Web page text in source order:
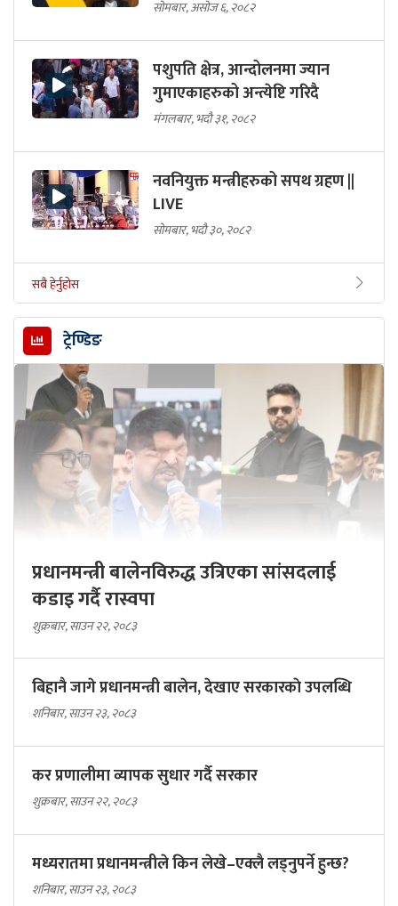
सोमबार, असोज ६, २०८२
पशुपति क्षेत्र, आन्दोलनमा ज्यान
गुमाएकाहरुको अन्त्येष्टि गरिदै
मंगलबार, भदौ ३१, २०८२
नवनियुक्त मन्त्रीहरुको सपथ ग्रहण ||
LIVE
सोमबार, भदौ ३०, २०८२
सबै हेर्नुहोस
ट्रेण्डिङ
प्रधानमन्त्री बालेनविरुद्ध उत्रिएका सांसदलाई
कडाइ गर्दै रास्वपा
शुक्रबार, साउन २२, २०८३
बिहानै जागे प्रधानमन्त्री बालेन, देखाए सरकारकाे उपलब्धि
शनिबार, साउन २३, २०८३
कर प्रणालीमा व्यापक सुधार गर्दै सरकार
शुक्रबार, साउन २२, २०८३
मध्यरातमा प्रधानमन्त्रीले किन लेखे–एक्लै लड्नुपर्ने हुन्छ?
शनिबार, साउन २३, २०८३